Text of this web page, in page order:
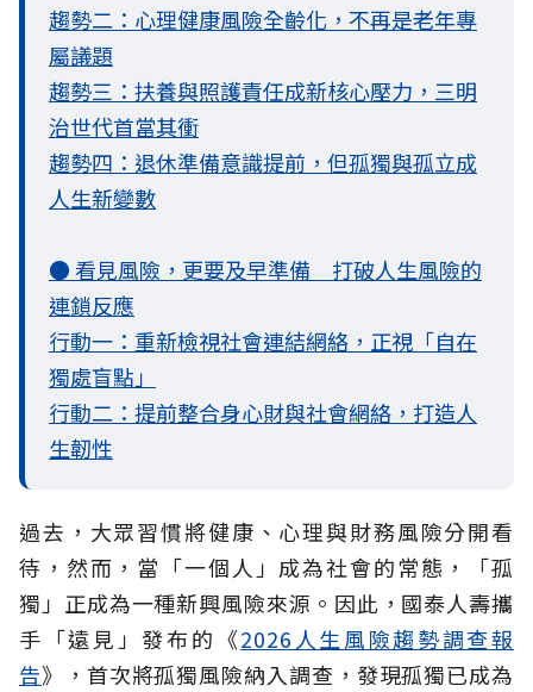
趨勢二：心理健康風險全齡化，不再是老年專
屬議題
趨勢三：扶養與照護責任成新核心壓力，三明
治世代首當其衝
趨勢四：退休準備意識提前，但孤獨與孤立成
人生新變數
● 看見風險，更要及早準備 打破人生風險的
連鎖反應
行動一：重新檢視社會連結網絡，正視「自在
獨處盲點」
行動二：提前整合身心財與社會網絡，打造人
生韌性
過去，大眾習慣將健康、心理與財務風險分開看
待，然而，當「一個人」成為社會的常態，「孤
獨」正成為一種新興風險來源。因此，國泰人壽攜
手「遠見」發布的《2026人生風險趨勢調查報
告》，首次將孤獨風險納入調查，發現孤獨已成為